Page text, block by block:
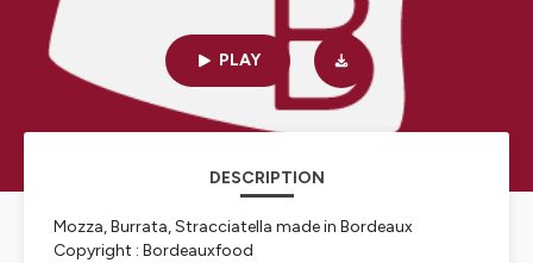
PLAY
DESCRIPTION
Mozza, Burrata, Stracciatella made in Bordeaux
Copyright : Bordeauxfood